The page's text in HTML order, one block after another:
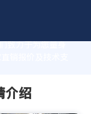
致力于为您量身
销报价及技术支
介绍